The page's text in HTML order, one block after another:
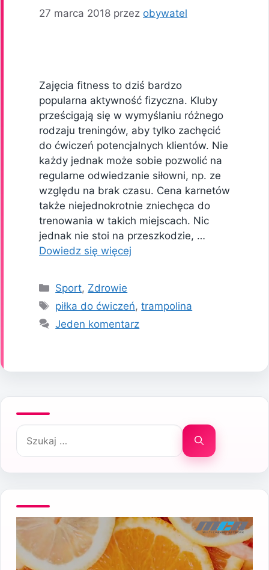
27 marca 2018 przez obywatel
Zajęcia fitness to dziś bardzo
popularna aktywność fizyczna. Kluby
prześcigają się w wymyślaniu różnego
rodzaju treningów, aby tylko zachęcić
do ćwiczeń potencjalnych klientów. Nie
każdy jednak może sobie pozwolić na
regularne odwiedzanie siłowni, np. ze
względu na brak czasu. Cena karnetów
także niejednokrotnie zniechęca do
trenowania w takich miejscach. Nic
jednak nie stoi na przeszkodzie, …
Dowiedz się więcej
Kategorie
Sport, Zdrowie
Tagi
piłka do ćwiczeń,trampolina
Jeden komentarz
Szukaj: